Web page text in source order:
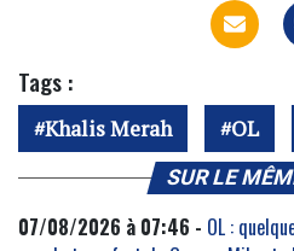
Tags :
Khalis Merah OL
SUR LE
07/08/2026 à 07:46 - OL :